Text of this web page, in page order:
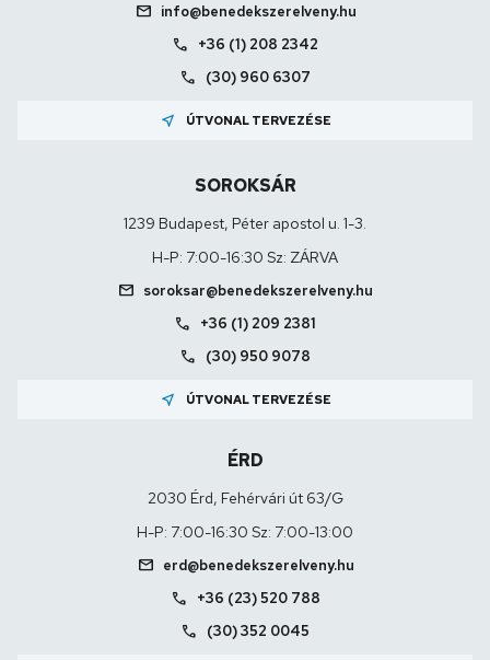
mail info@benedekszerelveny.hu
call +36 (1) 208 2342
call (30) 960 6307
near_me ÚTVONAL TERVEZÉSE
SOROKSÁR
1239 Budapest, Péter apostol u. 1-3.
H-P: 7:00-16:30 Sz: ZÁRVA
mail soroksar@benedekszerelveny.hu
call +36 (1) 209 2381
call (30) 950 9078
near_me ÚTVONAL TERVEZÉSE
ÉRD
2030 Érd, Fehérvári út 63/G
H-P: 7:00-16:30 Sz: 7:00-13:00
mail erd@benedekszerelveny.hu
call +36 (23) 520 788
call (30) 352 0045